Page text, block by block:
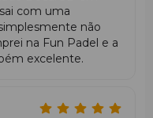
com uma
não
na Fun Padel e a
excelente.